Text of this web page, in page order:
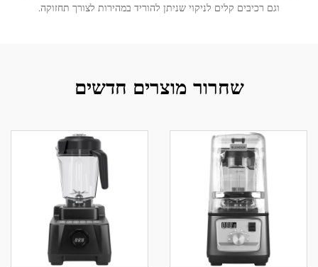
וגם רכיבים קלים לניקוי שניתן להוריד במהירות לצורך תחזוקה.
שחרור מוצרים חדשים